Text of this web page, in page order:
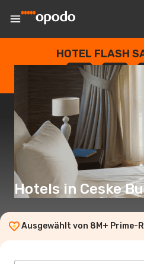
HOTEL FLASH
--
TAGE
: --
STUNDEN
:
Hotels in Ceske
Ausgewählt von 8M+ Prime-